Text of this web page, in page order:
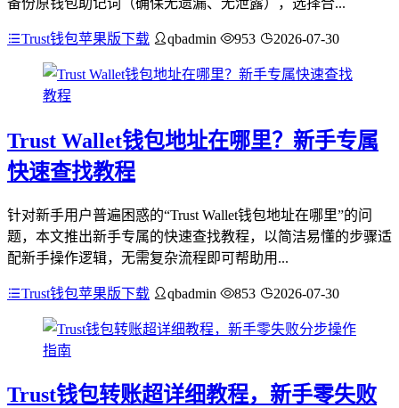
Trust钱包苹果版下载 qbadmin 953 2026-07-30
Trust Wallet钱包地址在哪里？新手专属
快速查找教程
针对新手用户普遍困惑的“Trust Wallet钱包地址在哪里”的问
题，本文推出新手专属的快速查找教程，以简洁易懂的步骤适
配新手操作逻辑，无需复杂流程即可帮助用...
Trust钱包苹果版下载 qbadmin 853 2026-07-30
Trust钱包转账超详细教程，新手零失败